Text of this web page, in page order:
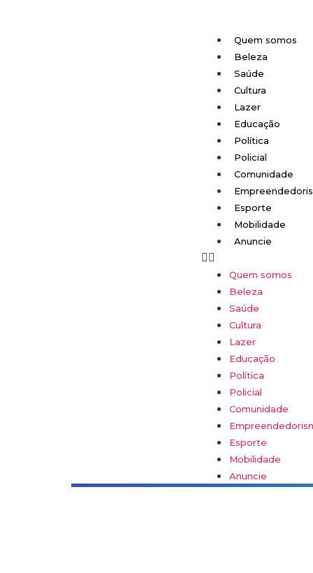
Quem somos
Beleza
Saúde
Cultura
Lazer
Educação
Política
Policial
Comunidade
Esporte
Mobilidade
Anuncie
Quem somos
Beleza
Saúde
Cultura
Lazer
Educação
Política
Policial
Comunidade
Esporte
Mobilidade
Anuncie